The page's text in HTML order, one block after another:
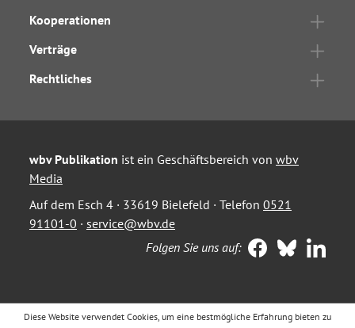
Kooperationen
Verträge
Rechtliches
wbv Publikation ist ein Geschäftsbereich von wbv
Media
Auf dem Esch 4 · 33619 Bielefeld · Telefon 0521
91101-0 · service@wbv.de
Folgen Sie uns auf:
Diese Website verwendet Cookies, um eine bestmögliche Erfahrung bieten zu